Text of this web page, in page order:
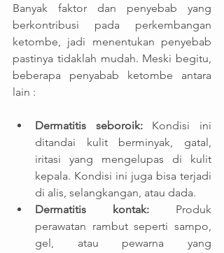
Banyak faktor dan penyebab yang
berkontribusi pada perkembangan
ketombe, jadi menentukan penyebab
pastinya tidaklah mudah. Meski begitu,
beberapa penyabab ketombe antara
lain :
Dermatitis seboroik: Kondisi ini
ditandai kulit berminyak, gatal,
iritasi yang mengelupas di kulit
kepala. Kondisi ini juga bisa terjadi
di alis, selangkangan, atau dada.
Dermatitis kontak: Produk
perawatan rambut seperti sampo,
gel, atau pewarna yang